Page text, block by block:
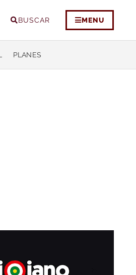
BUSCAR MENU
PLANES